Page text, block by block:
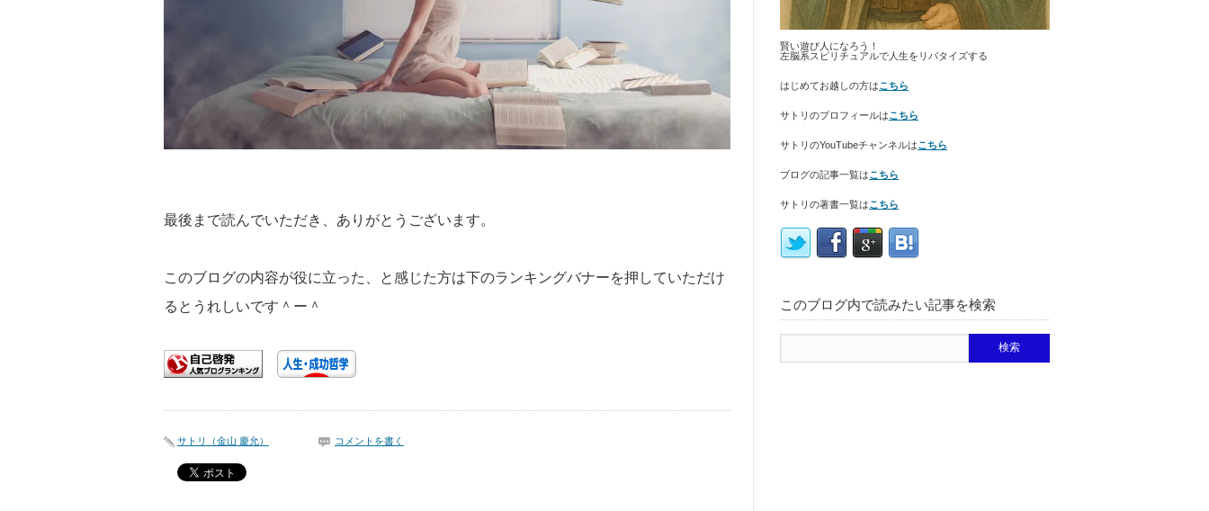
最後まで読んでいただき、ありがとうございます。
このブログの内容が役に立った、と感じた方は下のランキングバナーを押していただけ
るとうれしいです＾ー＾
サトリ（金山 慶允） コメントを書く
賢い遊び人になろう！
左脳系スピリチュアルで人生をリバタイズする
はじめてお越しの方はこちら
サトリのプロフィールはこちら
サトリのYouTubeチャンネルはこちら
ブログの記事一覧はこちら
サトリの著書一覧はこちら
このブログ内で読みたい記事を検索